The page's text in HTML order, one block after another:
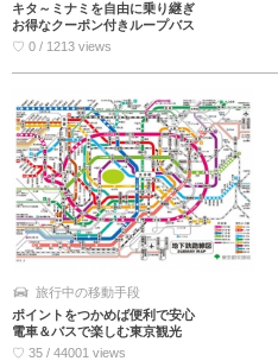
キタ～ミナミを自由に乗り継ぎ
お得なクーポン付きループバス
♡ 0 / 1213 views
旅行中の移動手段
ポイントをつかめば便利で安心
電車＆バスで楽しむ東京観光
♡ 35 / 44001 views